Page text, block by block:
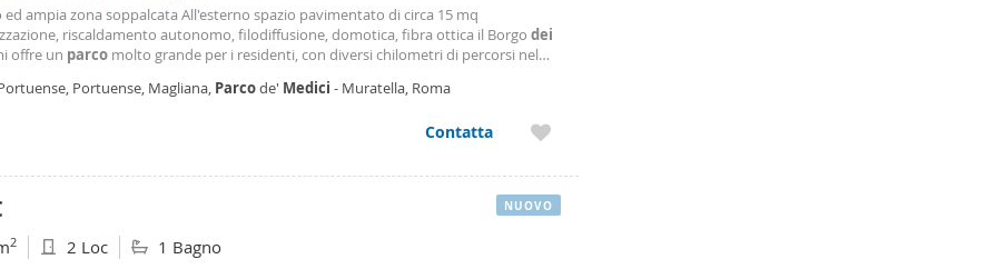
ampia zona soppalcata All'esterno spazio pavimentato di circa 15 mq
riscaldamento autonomo, filodiffusione, domotica, fibra ottica il Borgo dei
offre un parco molto grande per i residenti, con diversi chilometri di percorsi nel
da 5 addetti diurni ed 1
Portuense, Magliana, Parcode' Medici - Muratella, Roma
Contatta
2 2 Loc 1 Bagno
NUOVO